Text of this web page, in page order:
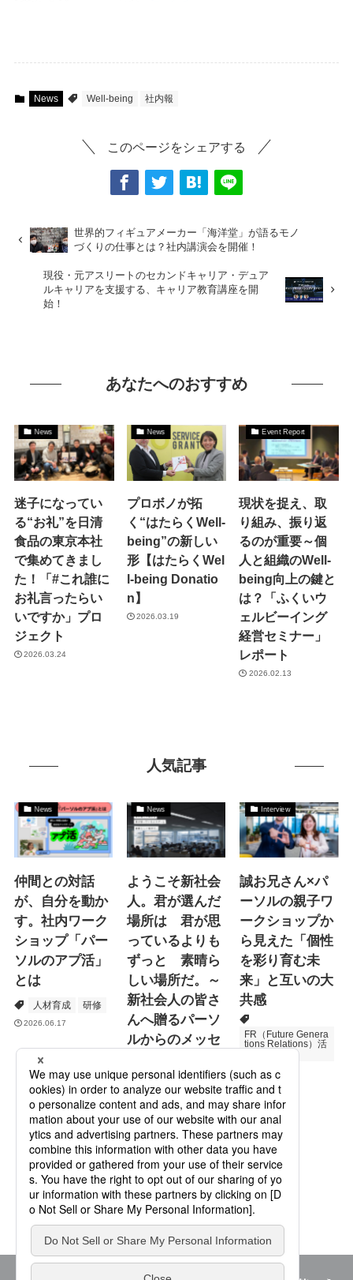
News Well-being 社内報
このページをシェアする
世界的フィギュアメーカー「海洋堂」が語るモノ
づくりの仕事とは？社内講演会を開催！
現役・元アスリートのセカンドキャリア・デュア
ルキャリアを支援する、キャリア教育講座を開
始！
あなたへのおすすめ
News
迷子になってい
る“お礼”を日清
食品の東京本社
で集めてきまし
た！「#これ誰に
お礼言ったらい
いですか」プロ
ジェクト
2026.03.24
News
プロボノが拓
く“はたらくWell-
being”の新しい
形【はたらくWel
l-being Donatio
n】
2026.03.19
Event Report
現状を捉え、取
り組み、振り返
るのが重要～個
人と組織のWell-
being向上の鍵と
は？「ふくいウ
ェルビーイング
経営セミナー」
レポート
2026.02.13
人気記事
News
仲間との対話
が、自分を動か
す。社内ワーク
ショップ「パー
ソルのアプ活」
とは
人材育成 研修
2026.06.17
News
ようこそ新社会
人。君が選んだ
場所は 君が思
っているよりも
ずっと 素晴ら
しい場所だ。～
新社会人の皆さ
んへ贈るパーソ
ルからのメッセ
Specialized Servic
es
プロモーション
2026.05.19
Interview
誠お兄さん×パ
ーソルの親子ワ
ークショップか
ら見えた「個性
を彩り育む未
来」と互いの大
共感
FR（Future Genera
tions Relations）活
次世代育成
2026.06.16